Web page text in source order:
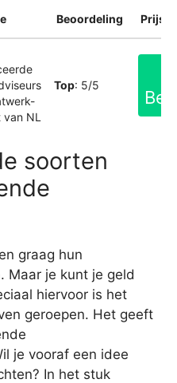
Beoordeling
NL
Top: 5/5
soorten
graag hun
Maar je kunt je geld
hiervoor is het
geroepen. Het geeft
je vooraf een idee
In het stuk